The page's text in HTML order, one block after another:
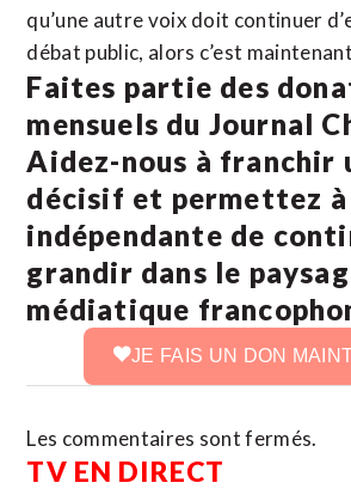
qu’une autre voix doit continuer
débat public, alors c’est
Faites partie des
mensuels du Journal
Aidez-nous à franchir
décisif et permettez à
indépendante de
grandir dans le
médiatique
JE FAIS UN DON
Les commentaires sont fermés.
TV EN DIRECT